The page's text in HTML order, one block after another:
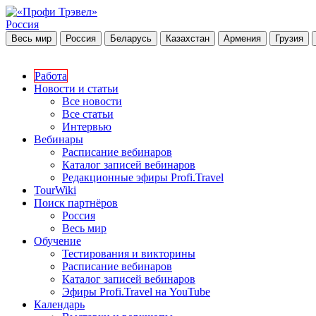
Россия
Весь мир Россия Беларусь Казахстан Армения Грузия
Работа
Новости и статьи
Все новости
Все статьи
Интервью
Вебинары
Расписание вебинаров
Каталог записей вебинаров
Редакционные эфиры Profi.Travel
TourWiki
Поиск партнёров
Россия
Весь мир
Обучение
Тестирования и викторины
Расписание вебинаров
Каталог записей вебинаров
Эфиры Profi.Travel на YouTube
Календарь